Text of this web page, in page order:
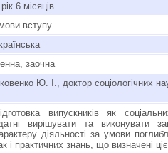
6 місяців
вступу
заочна
Ю. І., доктор соціологічних
випускників як
вирішувати та виконувати
діяльності за умови
і практичних знань, що визначені